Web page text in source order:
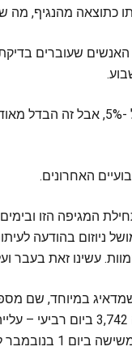
"זה מרגיש שזה רק הבדל קטן בין
המגיפה הזו ובימים
ניוזום בהודעה
עשינו זאת בעבר